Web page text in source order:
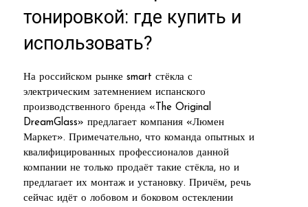
тонировкой: где купить и
использовать?
На российском рынке smart стёкла с
электрическим затемнением испанского
производственного бренда «The Original
DreamGlass» предлагает компания «Люмен
Маркет». Примечательно, что команда опытных и
квалифицированных профессионалов данной
компании не только продаёт такие стёкла, но и
предлагает их монтаж и установку. Причём, речь
сейчас идёт о лобовом и боковом остеклении